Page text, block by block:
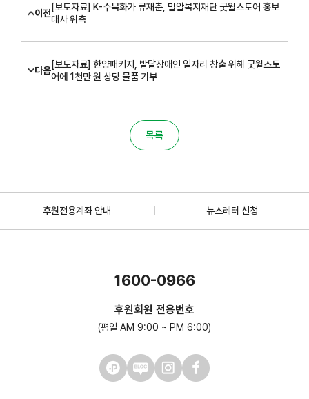
이전
[보도자료] K-수묵화가 류재춘, 밀알복지재단 굿윌스토어 홍보
대사 위촉
다음
[보도자료] 한양패키지, 발달장애인 일자리 창출 위해 굿윌스토
어에 1천만 원 상당 물품 기부
목록
후원전용계좌 안내 뉴스레터 신청
1600-0966
후원회원 전용번호
(평일 AM 9:00 ~ PM 6:00)